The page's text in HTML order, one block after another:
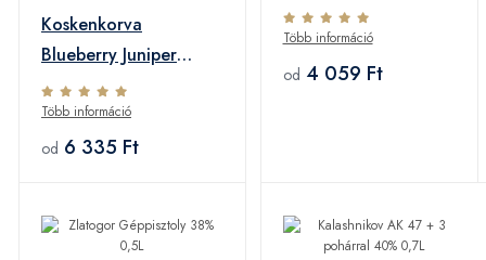
Koskenkorva
Blueberry Juniper
37,5% 0,7L
Több információ
od 6 335 Ft
Több információ
od 4 059 Ft